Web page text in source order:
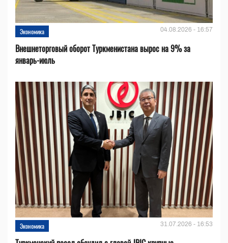
Экономика 04.08.2026 - 16:57
Внешнеторговый оборот Туркменистана вырос на 9% за
январь-июль
Экономика 31.07.2026 - 16:53